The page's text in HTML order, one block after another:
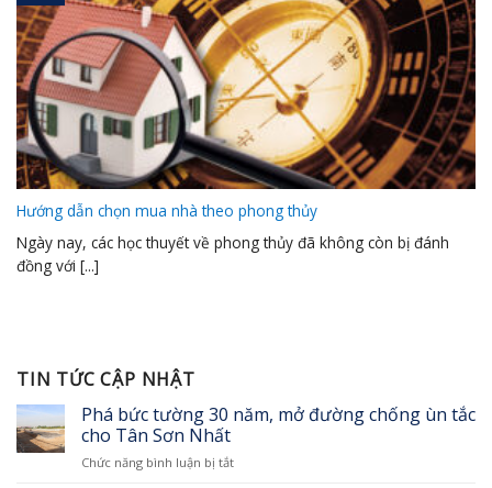
Hướng dẫn chọn mua nhà theo phong thủy
Ngày nay, các học thuyết về phong thủy đã không còn bị đánh
đồng với [...]
TIN TỨC CẬP NHẬT
Phá bức tường 30 năm, mở đường chống ùn tắc
cho Tân Sơn Nhất
Chức năng bình luận bị tắtở